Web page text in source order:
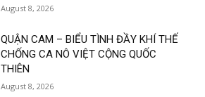
August 8, 2026
QUẬN CAM – BIỂU TÌNH ĐẦY KHÍ THẾ
CHỐNG CA NÔ VIỆT CỘNG QUỐC
THIÊN
August 8, 2026